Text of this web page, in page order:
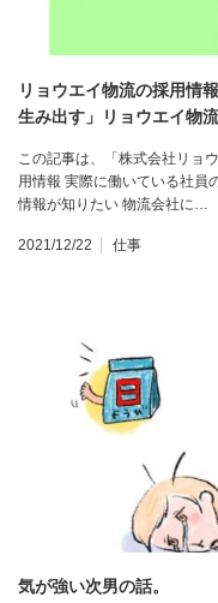
リョウエイ物流の採用情
生み出す」リョウエイ物
この記事は、「株式会社リョ
用情報 実際に働いている社員
情報が知りたい 物流会社に…
2021/12/22 仕事
気が強い次男の話。